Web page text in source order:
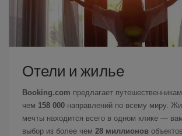
Отели и жилье
Booking.com предлагает
чем 158 000 направлений по всему миру.
мечты находится всего в одном клике —
выбор из более чем 28 миллионов